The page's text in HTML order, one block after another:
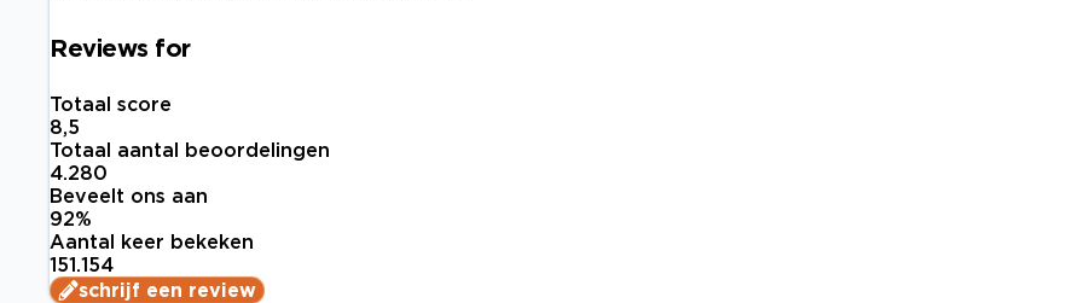
Reviews for
Totaal score
8,5
Totaal aantal beoordelingen
4.280
Beveelt ons aan
92%
Aantal keer bekeken
151.154
schrijf een review